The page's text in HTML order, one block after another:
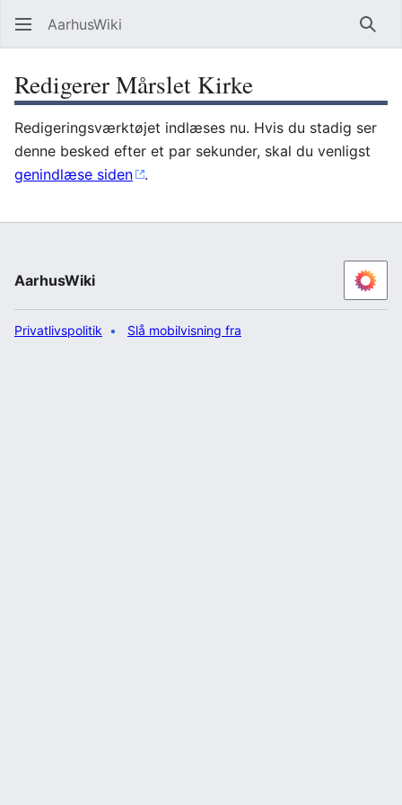
AarhusWiki Søg
Redigerer Mårslet Kirke
Redigeringsværktøjet indlæses nu. Hvis du stadig ser
denne besked efter et par sekunder, skal du venligst
genindlæse siden
.
AarhusWiki
Privatlivspolitik Slå mobilvisning fra